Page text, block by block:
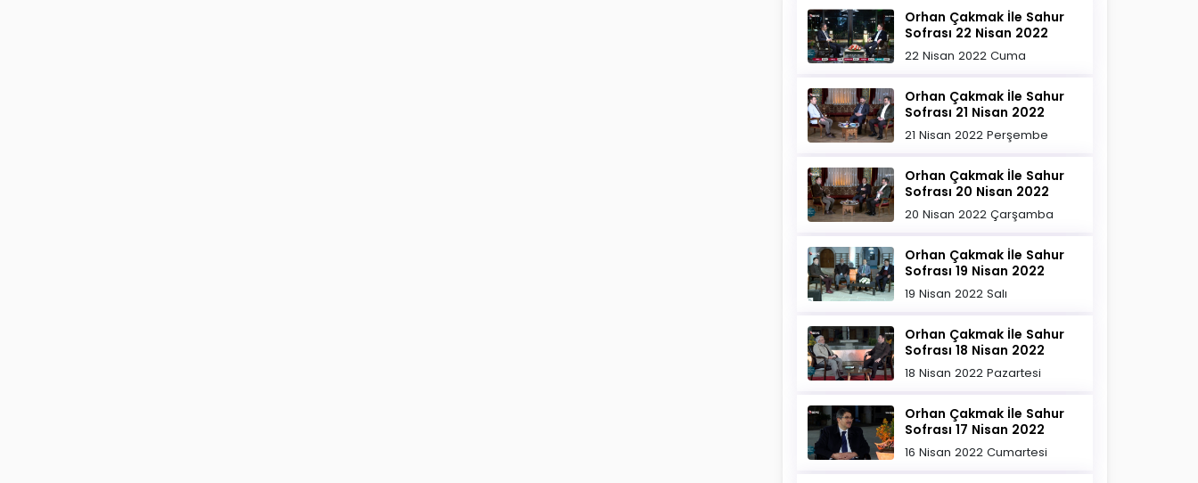
Orhan Çakmak İle Sahur
Sofrası 22 Nisan 2022
22 Nisan 2022 Cuma
Orhan Çakmak İle Sahur
Sofrası 21 Nisan 2022
21 Nisan 2022 Perşembe
Orhan Çakmak İle Sahur
Sofrası 20 Nisan 2022
20 Nisan 2022 Çarşamba
Orhan Çakmak İle Sahur
Sofrası 19 Nisan 2022
19 Nisan 2022 Salı
Orhan Çakmak İle Sahur
Sofrası 18 Nisan 2022
18 Nisan 2022 Pazartesi
Orhan Çakmak İle Sahur
Sofrası 17 Nisan 2022
16 Nisan 2022 Cumartesi